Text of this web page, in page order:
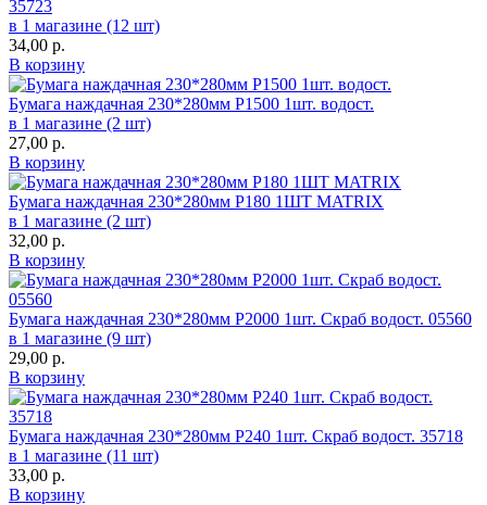
35723
в 1 магазине (12 шт)
34,00 р.
В корзину
Бумага наждачная 230*280мм Р1500 1шт. водост.
в 1 магазине (2 шт)
27,00 р.
В корзину
Бумага наждачная 230*280мм Р180 1ШТ MATRIX
в 1 магазине (2 шт)
32,00 р.
В корзину
Бумага наждачная 230*280мм Р2000 1шт. Скраб водост. 05560
в 1 магазине (9 шт)
29,00 р.
В корзину
Бумага наждачная 230*280мм Р240 1шт. Скраб водост. 35718
в 1 магазине (11 шт)
33,00 р.
В корзину